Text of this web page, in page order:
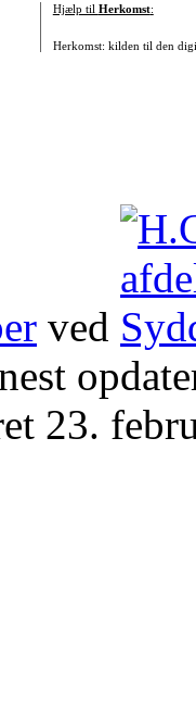
Hjælp til Herkomst:
Herkomst: kilden til den
ved
23.